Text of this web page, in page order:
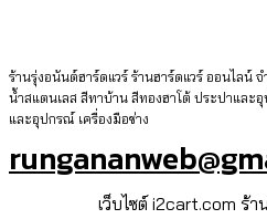
ร้านรุ่งอนันต์ฮาร์ดแวร์ ร้านฮาร์ดแวร์ ออนไลน์
น้ำสแตนเลส สีทาบ้าน สีทองฮาโต้ ประปาและ
และอุปกรณ์ เครื่องมือช่าง
เว็บไซต์ i2cart.com ร้